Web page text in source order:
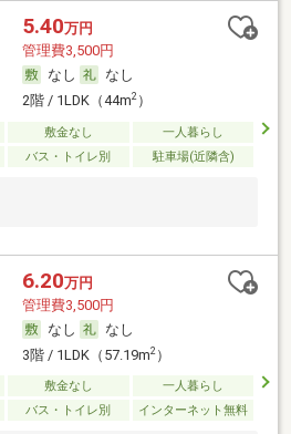
5.40万円
管理費3,500円
なし
なし
2階 / 1LDK（44m2）
敷金なし
一人暮らし
バス・トイレ別 駐車場(近隣含)
6.20万円
管理費3,500円
なし
なし
3階 / 1LDK（57.19m2）
敷金なし
一人暮らし
バス・トイレ別 インターネット無料